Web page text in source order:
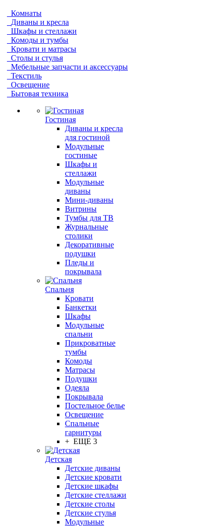
Комнаты
Диваны и кресла
Шкафы и стеллажи
Комоды и тумбы
Кровати и матрасы
Столы и стулья
Мебельные запчасти и аксессуары
Текстиль
Освещение
Бытовая техника
Гостиная
Диваны и кресла
для гостиной
Модульные
гостиные
Шкафы и
стеллажи
Модульные
диваны
Мини-диваны
Витрины
Тумбы для ТВ
Журнальные
столики
Декоративные
подушки
Пледы и
покрывала
Спальня
Кровати
Банкетки
Шкафы
Модульные
спальни
Прикроватные
тумбы
Комоды
Матрасы
Подушки
Одеяла
Покрывала
Постельное белье
Освещение
Спальные
гарнитуры
+ ЕЩЕ 3
Детская
Детские диваны
Детские кровати
Детские шкафы
Детские стеллажи
Детские столы
Детские стулья
Модульные